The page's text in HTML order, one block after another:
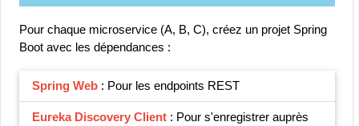
Pour chaque microservice (A, B, C), créez un projet Spring
Boot avec les dépendances :
Spring Web: Pour les endpoints REST
Eureka Discovery Client: Pour s'enregistrer auprès